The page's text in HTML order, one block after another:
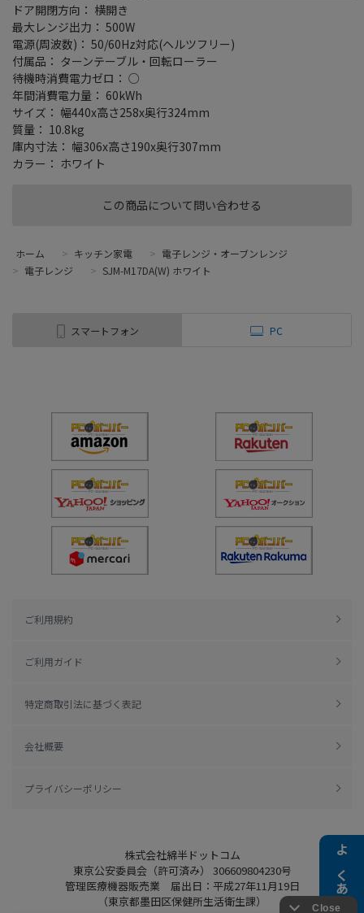
この商品について問い合わせる
ドア開閉方向： 横開き
最大レンジ出力： 500W
電源(周波数)： 50/60Hz対応(ヘルツフリー)
付属品： ターンテーブル・回転ローラー
待機時消費電力ゼロ： ○
年間消費電力量： 60kWh
サイズ： 幅440x高さ258x奥行324mm
質量： 10.8kg
庫内寸法： 幅306x高さ190x奥行307mm
カラー： ホワイト
ホーム > キッチン家電 > 電子レンジ・オーブンレンジ
> 電子レンジ > SJM-M17DA(W) ホワイト
スマートフォン PC
ご利用規約
ご利用ガイド
特定商取引法に基づく表記
会社概要
プライバシーポリシー
株式会社綿半ドットコム
東京公安委員会（許可済み） 306609804230号
管理医療機器販売業 届出日：平成27年11月19日
（東京都墨田区保健所生活衛生課）